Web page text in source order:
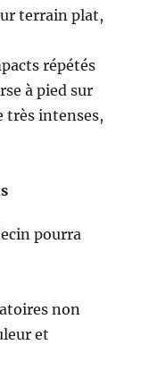
terrain plat,
répétés
à pied sur
très intenses,
pourra
non
et